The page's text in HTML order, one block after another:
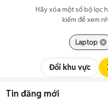
Hãy xóa một số bộ lọc
kiếm để xem
Laptop
Đổi khu vực
Tin đăng mới